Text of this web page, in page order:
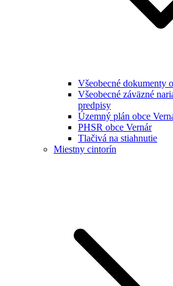
Všeobecné dokumenty
Všeobecné záväzné
predpisy
Územný plán obce
PHSR obce Vernár
Tlačivá na stiahnutie
Miestny cintorín